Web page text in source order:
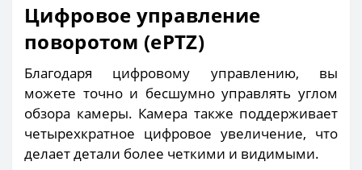
Цифровое управление
поворотом (ePTZ)
Благодаря цифровому управлению, вы
можете точно и бесшумно управлять углом
обзора камеры. Камера также поддерживает
четырехкратное цифровое увеличение, что
делает детали более четкими и видимыми.